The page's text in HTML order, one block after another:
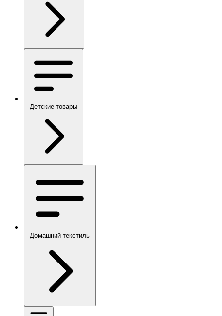
Детские товары
Домашний текстиль